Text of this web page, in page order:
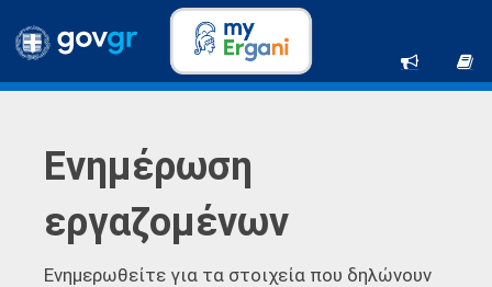
Ενημέρωση
εργαζομένων
Ενημερωθείτε για τα στοιχεία που δηλώνουν